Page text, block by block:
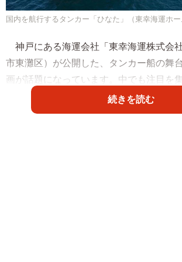
国内を航行するタンカー「ひなた」（東幸海運ホー
神戸にある海運会社「東幸海運株式会
市東灘区）が公開した、タンカー船の舞
画が話題になっています。中でも注目を
船底を赤色に塗装するの？」という質問
社社長の笹木重雄さん。噛み砕いた説明
続きを読む